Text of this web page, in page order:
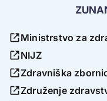
Ministrstvo za
NIJZ
Zdravniška
Združenje